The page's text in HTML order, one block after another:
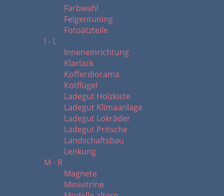
Farbwahl
Felgentuning
Fotoätzteile
I - L
Inneneinrichtung
Klarlack
Kofferdiorama
Kotflügel
Ladegut Holzkiste
Ladegut Klimaanlage
Ladegut Lokräder
Ladegut Pritsche
Landschaftsbau
Lenkung
M - R
Magnete
Minivitrine